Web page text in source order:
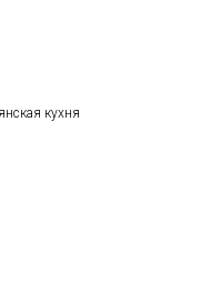
кухня